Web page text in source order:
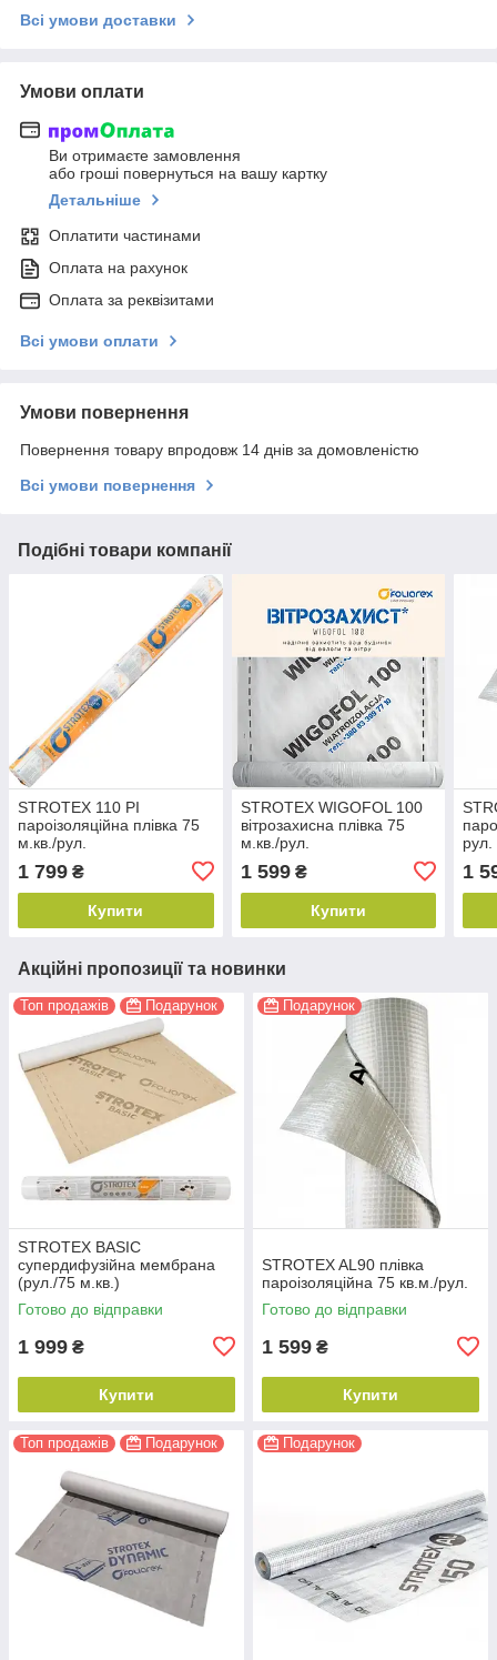
Всі умови доставки
Умови оплати
Ви отримаєте замовлення
або гроші повернуться на вашу картку
Детальніше
Оплатити частинами
Оплата на рахунок
Оплата за реквізитами
Всі умови оплати
Умови повернення
Повернення товару впродовж 14 днів за домовленістю
Всі умови повернення
Подібні товари компанії
STROTEX 110 PI
пароізоляційна плівка 75
м.кв./рул.
1 799 ₴
Купити
STROTEX WIGOFOL 100
вітрозахисна плівка 75
м.кв./рул.
1 599₴
Купити
рул.
1
Акційні пропозиції та новинки
Топ продажів Подарунок
STROTEX BASIC
супердифузійна мембрана
(рул./75 м.кв.)
Готово до відправки
1 999 ₴
Купити
Подарунок
STROTEX AL90 плівка
пароізоляційна 75 кв.м./рул.
Готово до відправки
1 599 ₴
Купити
Топ продажів Подарунок Подарунок